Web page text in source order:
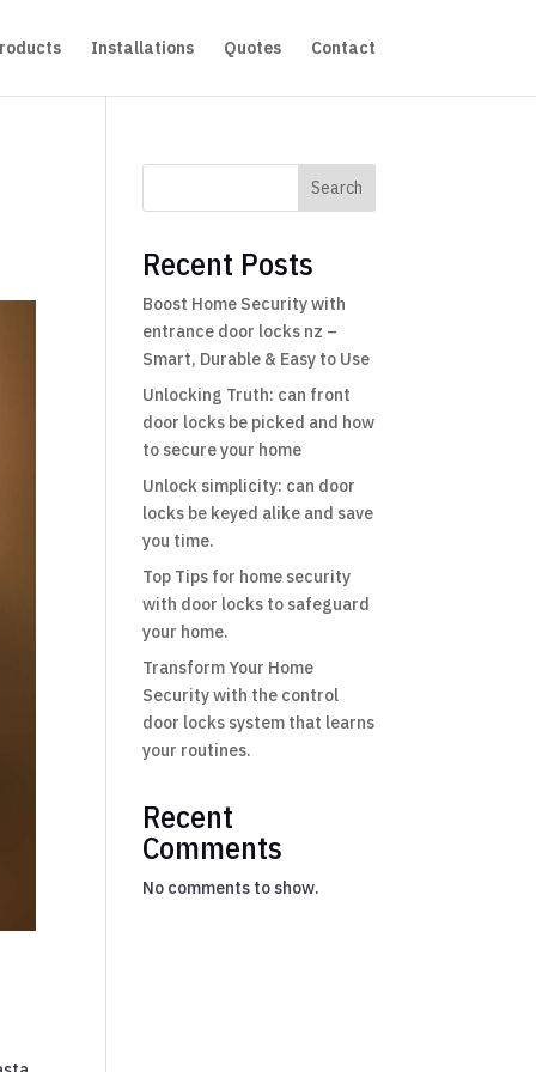
Installations Quotes Contact
Search
Recent Posts
Boost Home Security with
entrance door locks nz –
Smart, Durable & Easy to Use
Unlocking Truth: can front
door locks be picked and how
to secure your home
Unlock simplicity: can door
locks be keyed alike and save
you time.
Top Tips for home security
with door locks to safeguard
your home.
Transform Your Home
Security with the control
door locks system that learns
your routines.
Recent
Comments
No comments to show.